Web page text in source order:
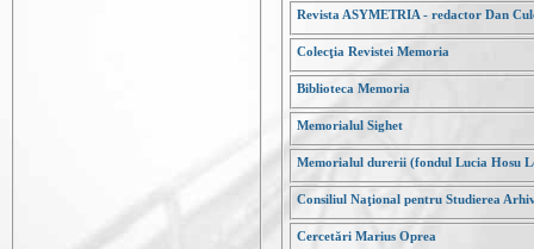
Revista ASYMETRIA - redactor Dan
Colecţia Revistei Memoria
Biblioteca Memoria
Memorialul Sighet
Memorialul durerii (fondul Lucia Hosu
Consiliul Naţional pentru Studierea
Cercetări Marius Oprea